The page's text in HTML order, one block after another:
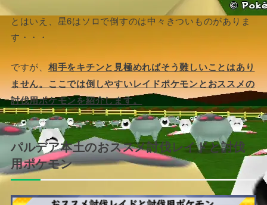
とはいえ、星6はソロで倒すのは中々きついものがありま
す・・・
ですが、 相手をキチンと見極めればそう難しいことはあり
ません。ここでは倒しやすいレイドポケモンとおススメの
討伐用ポケモンを紹介します。
パルデア本土のおススメ討伐レイドと討伐
用ポケモン